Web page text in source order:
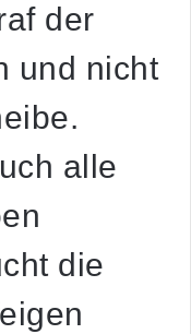
der
und nicht
alle
die